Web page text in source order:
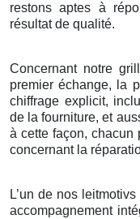
restons aptes à
résultat de qualité.
Concernant notre
premier échange, la
chiffrage explicit,
de la fourniture, et
à cette façon, chacun
concernant la
L’un de nos
accompagnement